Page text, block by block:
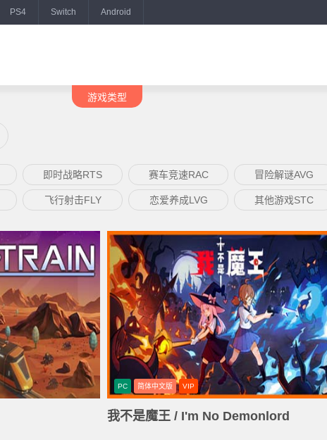
PS4 Switch Android
游戏类型
即时战略RTS 赛车竞速RAC 冒险解谜AVG
飞行射击FLY 恋爱养成LVG 其他游戏STC
PC 简体中文版 VIP
我不是魔王 / I'm No Demonlord